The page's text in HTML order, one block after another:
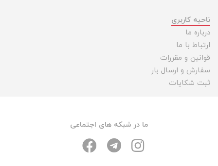
ناحیه کاربری
درباره ما
ارتباط با ما
قوانین و مقررات
سفارش و ارسال بار
ثبت شکایات
ما در شبکه های اجتماعی